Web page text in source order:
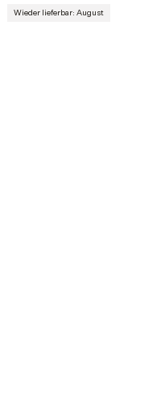
Wieder lieferbar: August